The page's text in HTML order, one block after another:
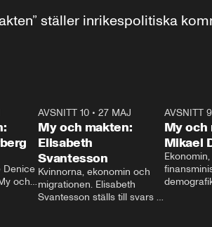
ställer inrikespolitiska
23:40
Denice
och
AVSNITT 10 •27 MAJ
My och makten:
Elisabeth
Svantesson
Kvinnorna, ekonomin och
migrationen. Elisabeth
Svantesson ställs till svars
AVSNITT 9
My och
Mikael
Ekonomin,